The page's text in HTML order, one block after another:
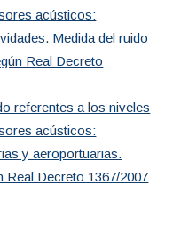
acústicos:
Medida del ruido
Real Decreto
referentes a los niveles
acústicos:
y aeroportuarias.
Real Decreto 1367/2007